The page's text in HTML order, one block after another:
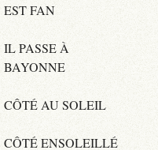
EST FAN
IL PASSE À
BAYONNE
CÔTÉ AU SOLEIL
CÔTÉ ENSOLEILLÉ